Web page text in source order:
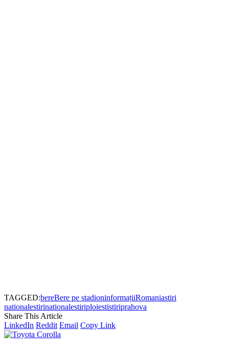
TAGGED:bereBere pe stadioninformațiiRomaniastiri
nationalestirinationalestiriploiestistiriprahova
Share This Article
LinkedIn Reddit Email Copy Link